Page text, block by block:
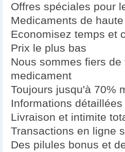
Offres spéciales pour
Medicaments de
Economisez temps et
Prix le plus bas
Nous sommes fiers
medicament
Toujours jusqu'à 70%
Informations
Livraison et intimite
Transactions en ligne
Des pilules bonus et